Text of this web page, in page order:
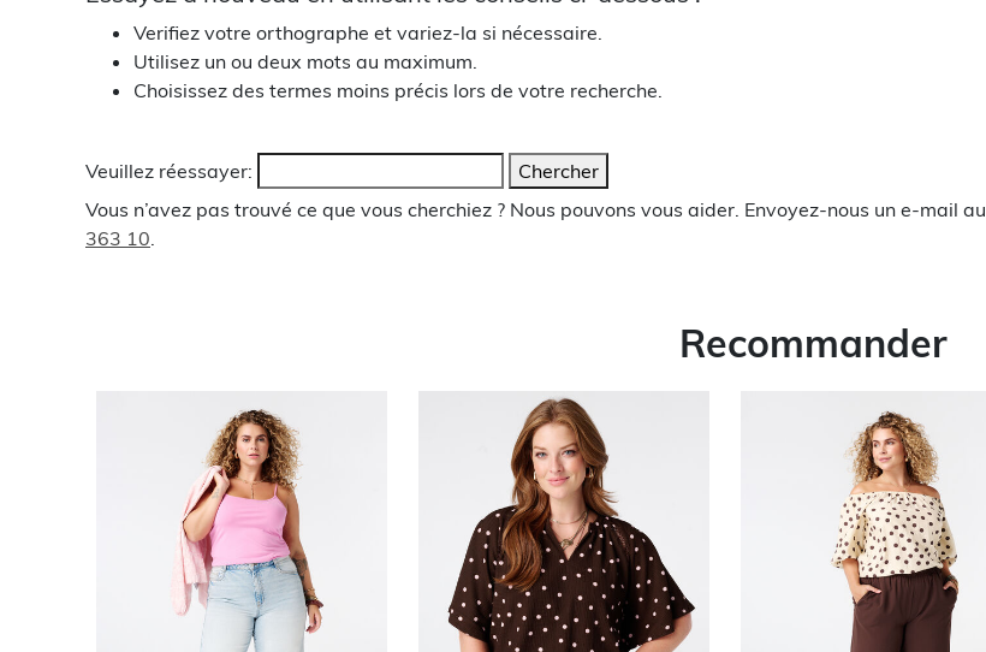
Verifiez votre orthographe et variez-la si nécessaire.
Utilisez un ou deux mots au maximum.
Choisissez des termes moins précis lors de votre recherche.
Veuillez réessayer:
Chercher
Vous n’avez pas trouvé ce que vous cherchiez ? Nous pouvons vous aider. Envoyez-nous un e-mail au
363 10
Recommander